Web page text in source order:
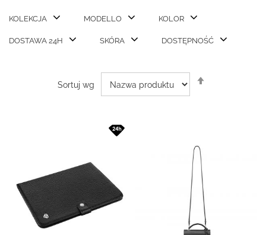
KOLEKCJA MODELLO KOLOR
DOSTAWA 24H SKÓRA DOSTĘPNOŚĆ
Sortuj wg